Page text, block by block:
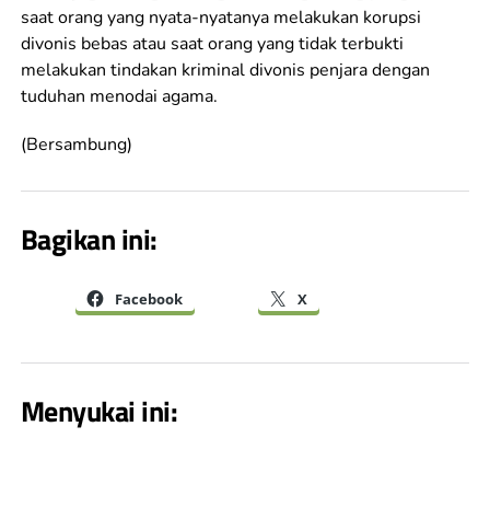
saat orang yang nyata-nyatanya melakukan korupsi
divonis bebas atau saat orang yang tidak terbukti
melakukan tindakan kriminal divonis penjara dengan
tuduhan menodai agama.
(Bersambung)
Bagikan ini:
Facebook X
Menyukai ini: